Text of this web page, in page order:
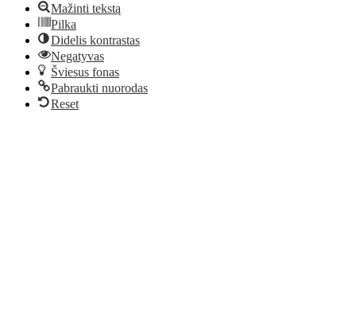
Mažinti tekstą
Pilka
Didelis kontrastas
Negatyvas
Šviesus fonas
Pabraukti nuorodas
Reset